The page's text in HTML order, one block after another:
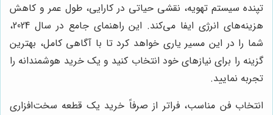
تپنده سیستم تهویه، نقشی حیاتی در کارایی، طول عمر و کاهش
هزینه‌های انرژی ایفا می‌کند. این راهنمای جامع در سال 2024،
شما را در این مسیر یاری خواهد کرد تا با آگاهی کامل، بهترین
گزینه را برای نیازهای خود انتخاب کنید و یک خرید هوشمندانه را
تجربه نمایید.
انتخاب فن مناسب، فراتر از صرفاً خرید یک قطعه سخت‌افزاری